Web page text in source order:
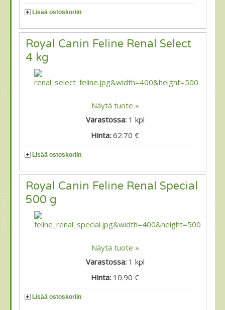
Lisää ostoskoriin
Royal Canin Feline Renal Select
4 kg
Näytä tuote »
Varastossa: 1 kpl
Hinta:62.70 €
Lisää ostoskoriin
Royal Canin Feline Renal Special
500 g
Näytä tuote »
Varastossa: 1 kpl
Hinta: 10.90 €
Lisää ostoskoriin